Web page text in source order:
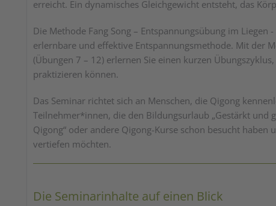
erreicht. Ein dynamisches Gleichgewicht entsteht, das
Die Methode Fang Song – Entspannungsübung im Liegen
erlernbare und effektive Entspannungsmethode. Mit der
(Übungen 7 – 12) erlernen Sie einen kurzen
praktizieren können.
Das Seminar richtet sich an Menschen, die Qigong
Teilnehmer*innen, die den Bildungsurlaub „Gestärkt und
Qigong“ oder andere Qigong-Kurse schon besucht haben
vertiefen möchten.
Die Seminarinhalte auf einen Blick